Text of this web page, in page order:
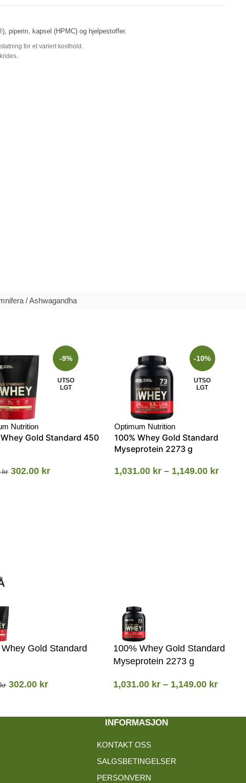
piperin, kapsel (HPMC) og hjelpestoffer.
for et variert kosthold.
/ Ashwagandha
-9%
UTSO
LGT
Nutrition
Whey Gold Standard 450
kr 302.00 kr
-10%
UTSO
LGT
Optimum Nutrition
100% Whey Gold Standard
Myseprotein 2273 g
1,031.00 kr – 1,149.00 kr
Gold Standard
kr 302.00 kr
100% Whey Gold Standard
Myseprotein 2273 g
1,031.00 kr – 1,149.00 kr
INFORMASJON
KONTAKT OSS
SALGSBETINGELSER
PERSONVERN